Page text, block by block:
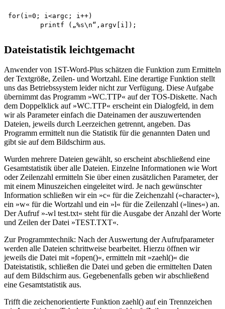
for(i=0; i<argc; i++)
Dateistatistik leichtgemacht
Anwender von 1ST-Word-Plus schätzen die Funktion zum Ermitteln
der Textgröße, Zeilen- und Wortzahl. Eine derartige Funktion stellt
uns das Betriebssystem leider nicht zur Verfügung. Diese Aufgabe
übernimmt das Programm »WC.TTP« auf der TOS-Diskette. Nach
dem Doppelklick auf »WC.TTP« erscheint ein Dialogfeld, in dem
wir als Parameter einfach die Dateinamen der auszuwertenden
Dateien, jeweils durch Leerzeichen getrennt, angeben. Das
Programm ermittelt nun die Statistik für die genannten Daten und
gibt sie auf dem Bildschirm aus.
Wurden mehrere Dateien gewählt, so erscheint abschließend eine
Gesamtstatistik über alle Dateien. Einzelne Informationen wie Wort
oder Zeilenzahl ermitteln Sie über einen zusätzlichen Parameter, der
mit einem Minuszeichen eingeleitet wird. Je nach gewünschter
Information schließen wir ein »c« für die Zeichenzahl (»character«),
ein »w« für die Wortzahl und ein »l« für die Zeilenzahl (»lines«) an.
Der Aufruf »-wl test.txt« steht für die Ausgabe der Anzahl der Worte
und Zeilen der Datei »TEST.TXT«.
Zur Programmtechnik: Nach der Auswertung der Aufrufparameter
werden alle Dateien schrittweise bearbeitet. Hierzu öffnen wir
jeweils die Datei mit »fopen()«, ermitteln mit »zaehl()« die
Dateistatistik, schließen die Datei und geben die ermittelten Daten
auf dem Bildschirm aus. Gegebenenfalls geben wir abschließend
eine Gesamtstatistik aus.
Trifft die zeichenorientierte Funktion zaehl() auf ein Trennzeichen